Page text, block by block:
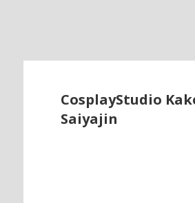
CosplayStudio
Saiyajin